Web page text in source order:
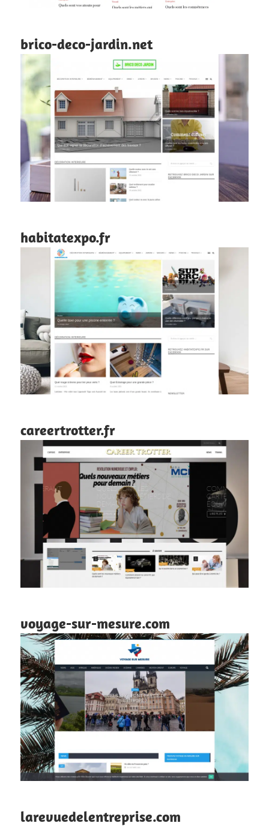
brico-deco-jardin.net
habitatexpo.fr
careertrotter.fr
voyage-sur-mesure.com
larevuedelentreprise.com